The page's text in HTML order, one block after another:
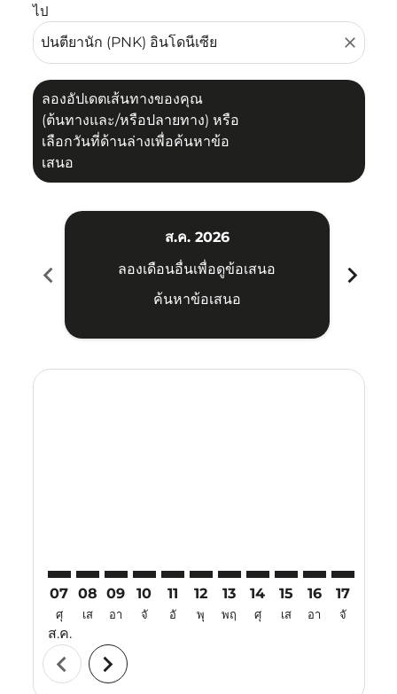
ไป
close
ลองอัปเดตเส้นทางของคุณ
(ต้นทางและ/หรือปลายทาง) หรือ
เลือกวันที่ด้านล่างเพื่อค้นหาข้อ
เสนอ
chevron_left
ส.ค. 2026
ลองเดือนอื่นเพื่อดูข้อเสนอ
ค้นหาข้อเสนอ
chevron_right
07
ศุ
ส.ค.
08
เส
09
อา
10
จั
11
อั
12
พุ
13
พฤ
14
ศุ
15
เส
16
อา
17
จั
chevron_left chevron_right